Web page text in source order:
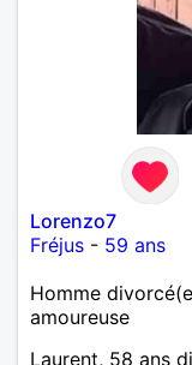
Lorenzo7
Fréjus - 59 ans
Homme
amoureuse
Laurent, 58 ans